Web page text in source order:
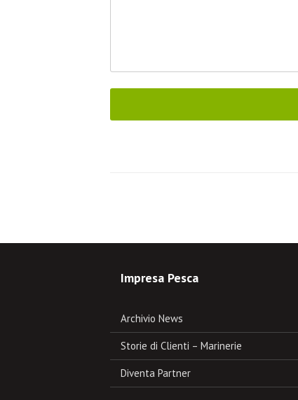
Impresa Pesca
Archivio News
Storie di Clienti – Marinerie
Diventa Partner